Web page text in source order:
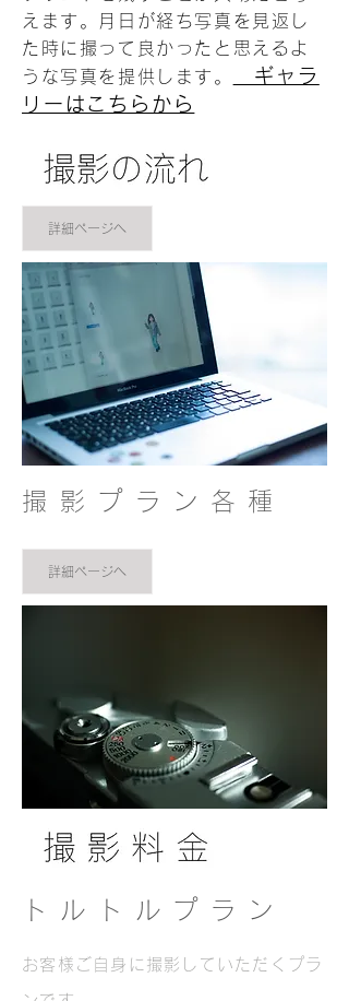
えます。月日が経ち写真を見返し
た時に撮って良かったと思えるよ
うな写真を提供します。
ギャラ
リーはこちらから
詳細ページへ
撮影プラン各種
詳細ページへ
トルトルプラン
お客様ご自身に撮影していただくプラ